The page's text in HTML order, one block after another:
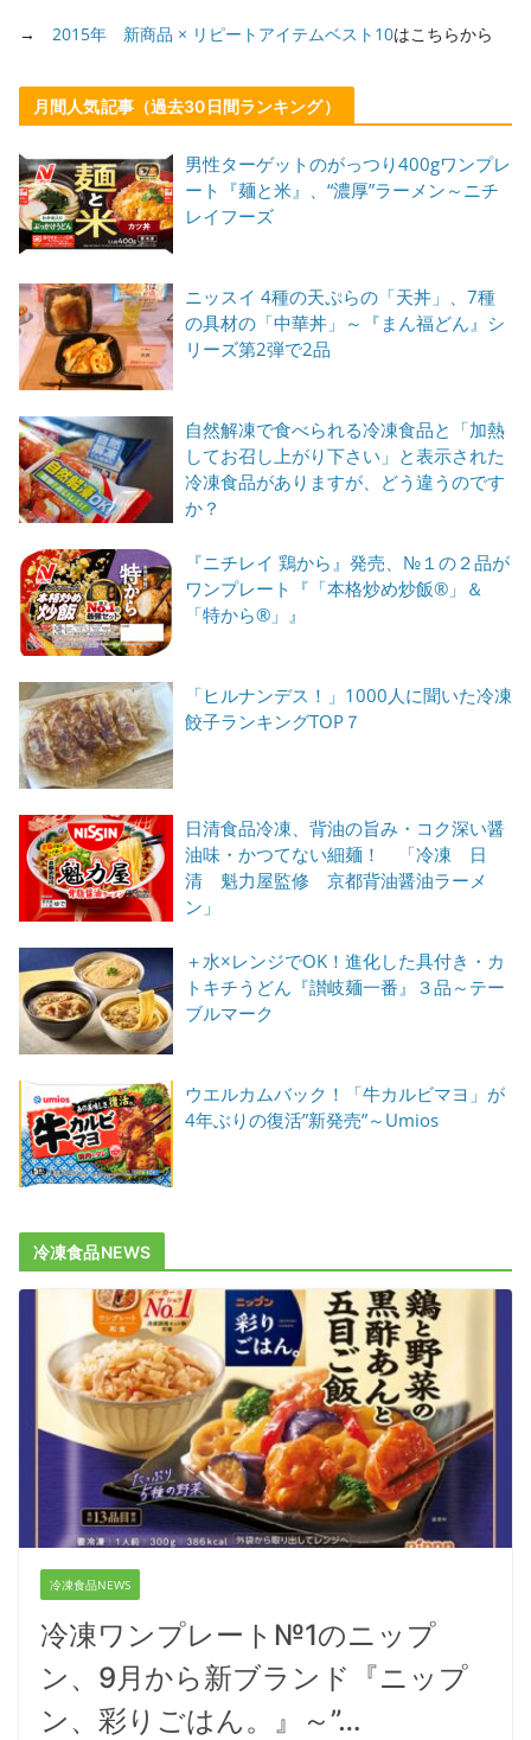
→ 2015年 新商品 × リピートアイテムベスト10はこちらから
月間人気記事（過去30日間ランキング）
男性ターゲットのがっつり400gワンプレ
ート『麺と米』、“濃厚”ラーメン～ニチ
レイフーズ
ニッスイ 4種の天ぷらの「天丼」、7種
の具材の「中華丼」～『まん福どん』シ
リーズ第2弾で2品
自然解凍で食べられる冷凍食品と「加熱
してお召し上がり下さい」と表示された
冷凍食品がありますが、どう違うのです
か？
『ニチレイ 鶏から』発売、№１の２品が
ワンプレート『「本格炒め炒飯®」＆
「特から®」』
「ヒルナンデス！」1000人に聞いた冷凍
餃子ランキングTOP７
日清食品冷凍、背油の旨み・コク深い醤
油味・かつてない細麺！ 「冷凍 日
清 魁力屋監修 京都背油醤油ラーメ
ン」
＋水×レンジでOK！進化した具付き・カ
トキチうどん『讃岐麺一番』３品～テー
ブルマーク
ウエルカムバック！「牛カルビマヨ」が
4年ぶりの復活”新発売”～Umios
冷凍食品NEWS
冷凍食品NEWS
冷凍ワンプレート№1のニップ
ン、9月から新ブランド『ニップ
ン、彩りごはん。』～”…